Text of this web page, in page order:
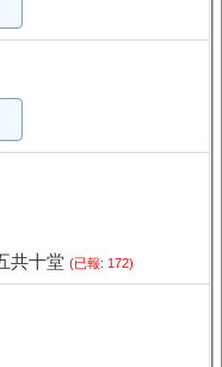
共十堂 (已報: 172)